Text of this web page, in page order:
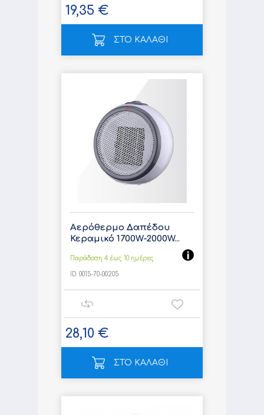
19,35 €
ΣΤΟ ΚΑΛΑΘΙ
Αερόθερμο Δαπέδου
Κεραμικό 1700W-2000W...
Παράδοση 4 έως 10 ημέρες
ID: 0015-70-00205
28,10 €
ΣΤΟ ΚΑΛΑΘΙ